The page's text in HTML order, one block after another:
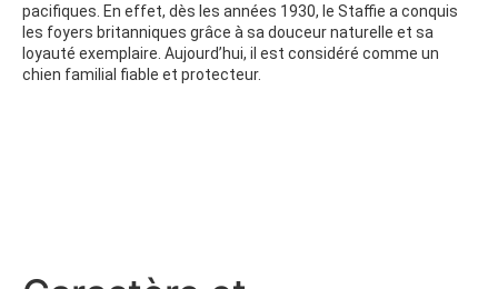
pacifiques. En effet, dès les années 1930, le Staffie a conquis
les foyers britanniques grâce à sa douceur naturelle et sa
loyauté exemplaire. Aujourd’hui, il est considéré comme un
chien familial fiable et protecteur.